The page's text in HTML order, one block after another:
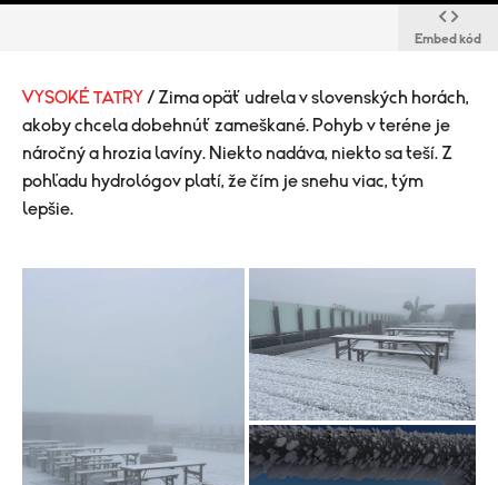
Embed kód
VYSOKÉ TATRY / Zima opäť udrela v slovenských horách,
akoby chcela dobehnúť zameškané. Pohyb v teréne je
náročný a hrozia lavíny. Niekto nadáva, niekto sa teší. Z
pohľadu hydrológov platí, že čím je snehu viac, tým
lepšie.